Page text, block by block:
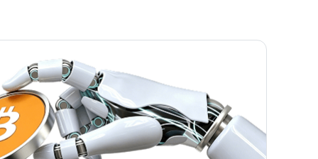
prix